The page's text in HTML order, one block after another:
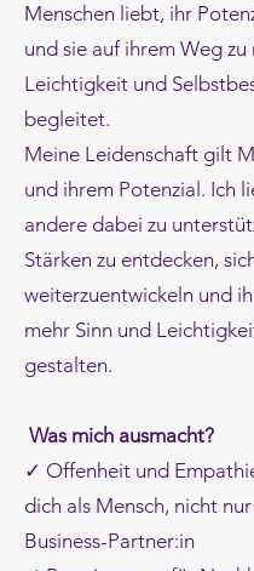
Menschen liebt, ihr
und sie auf ihrem Weg zu
Leichtigkeit und
begleitet.
Meine Leidenschaft gilt
und ihrem Potenzial. Ich
andere dabei zu
Stärken zu entdecken,
weiterzuentwickeln und
mehr Sinn und
gestalten.
Was mich ausmacht?
✓ Offenheit und
dich als Mensch, nicht
Business-Partner:in